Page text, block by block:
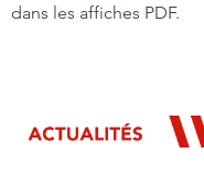
dans les affiches PDF.